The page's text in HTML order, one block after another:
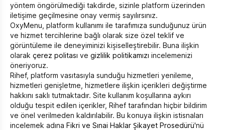
yöntem öngörülmediği takdirde, sizinle platform üzerinden
iletişime geçilmesine onay vermiş sayılırsınız.
OxyMenu, platform kullanımı ile tarafımıza sunduğunuz ürün
ve hizmet tercihlerine bağlı olarak size özel teklif ve
görüntüleme ile deneyiminizi kişiselleştirebilir. Buna ilişkin
olarak çerez politası ve gizlilik politikamızı incelemenizi
öneriyoruz.
Rihef, platform vasıtasıyla sunduğu hizmetleri yenileme,
hizmetleri genişletme, hizmetlere ilişkin içerikleri değiştirme
hakkını saklı tutmaktadır. Site kullanım koşullarına aykırı
olduğu tespit edilen içerikler, Rihef tarafından hiçbir bildirim
ve önel verilmeden kaldırılabilir. Bu konuya ilişkin istisnaları
incelemek adına Fikri ve Sınai Haklar Şikayet Prosedürü'nü